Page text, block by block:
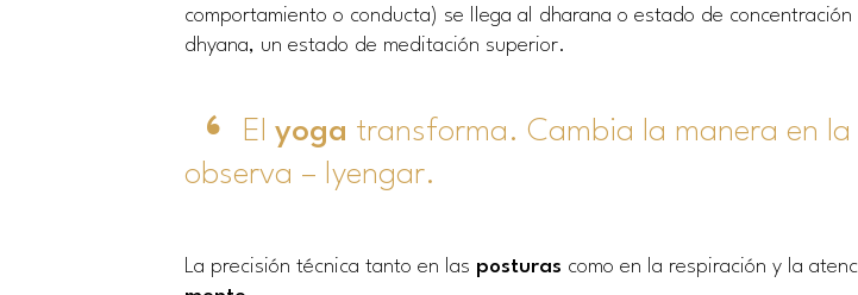
comportamiento o conducta) se llega al dharana o estado de
dhyana, un estado de meditación superior.
El yoga transforma. Cambia la manera en
observa – Iyengar.
La precisión técnica tanto en las posturas como en la respiración y la